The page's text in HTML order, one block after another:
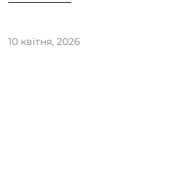
10 квітня, 2026